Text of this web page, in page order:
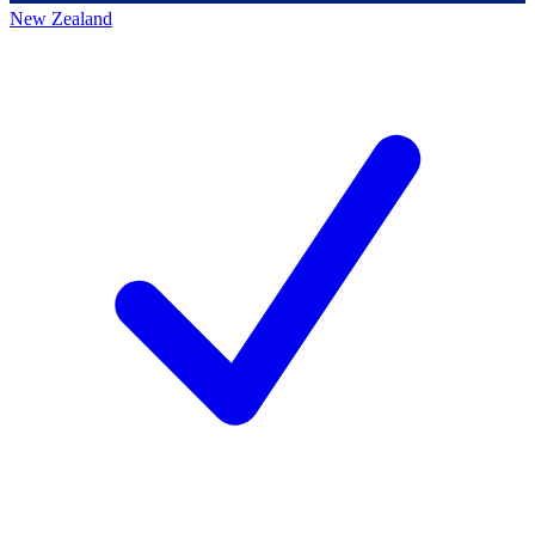
New Zealand